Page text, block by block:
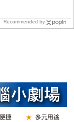
Recommended by